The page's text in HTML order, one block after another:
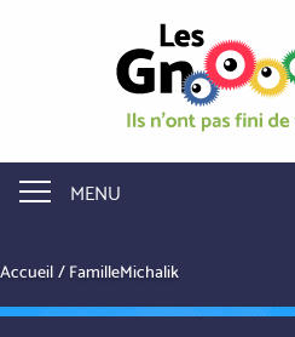
MENU
Accueil FamilleMichalik